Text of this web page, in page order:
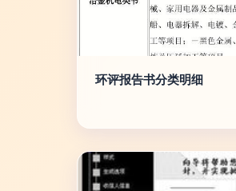
环评报告书分类明细